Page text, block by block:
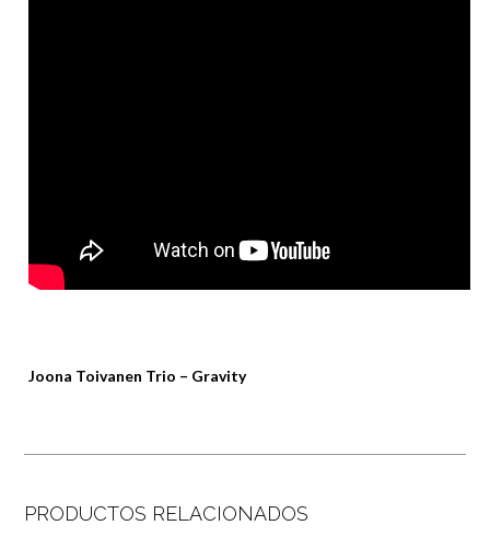
Joona Toivanen Trio – Gravity
PRODUCTOS RELACIONADOS